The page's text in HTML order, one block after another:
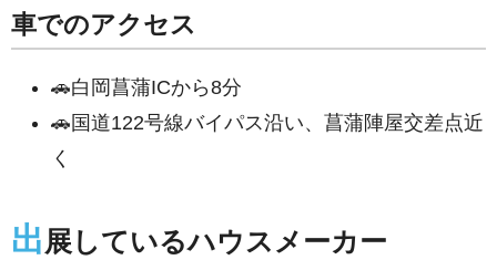
車でのアクセス
🚗白岡菖蒲ICから8分
🚗国道122号線バイパス沿い、菖蒲陣屋交差点近
く
出展しているハウスメーカー